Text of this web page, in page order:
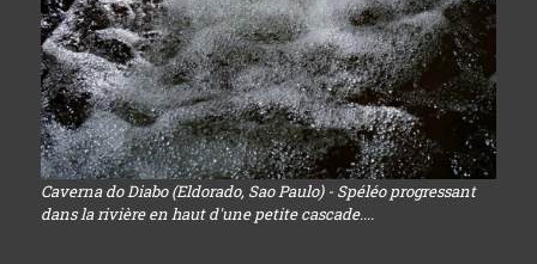
Caverna do Diabo (Eldorado, Sao Paulo) - Spéléo progressant
dans la rivière en haut d'une petite cascade....